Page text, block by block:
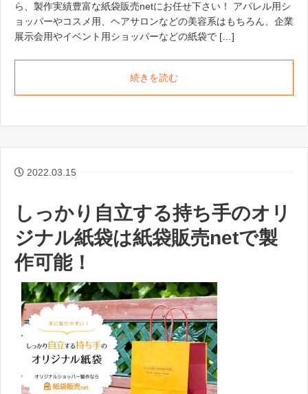
ら、製作実績豊富な紙袋販売netにお任せ下さい！ アパレル用シ
ョッパーやコスメ用、ヘアサロンなどの美容系はもちろん、企業
展示会用やイベント用ショッパーなどの紙袋で […]
続きを読む
2022.03.15
しっかり自立する持ち手のオリ
ジナル紙袋は紙袋販売netで製
作可能！